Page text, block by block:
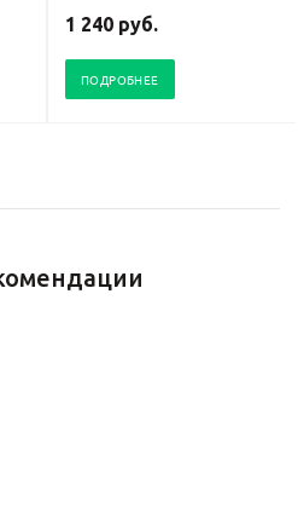
1 240 руб.
ПОДРОБНЕЕ